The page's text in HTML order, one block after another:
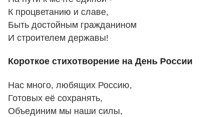
К процветанию и славе,
Быть достойным гражданином
И строителем державы!
Короткое стихотворение на День России
Нас много, любящих Россию,
Готовых её сохранять,
Объединим мы наши силы,